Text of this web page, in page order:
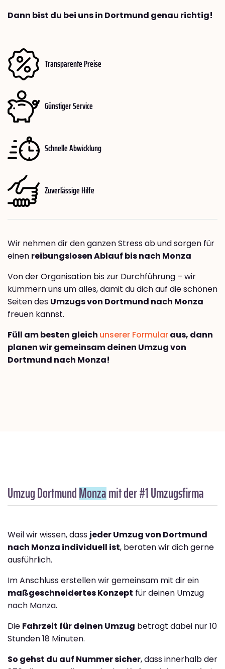
Dann bist du bei uns in Dortmund genau richtig!
Transparente Preise
Günstiger Service
Schnelle Abwicklung
Zuverlässige Hilfe
Wir nehmen dir den ganzen Stress ab und sorgen für
einen reibungslosen Ablauf bis nach Monza
Von der Organisation bis zur Durchführung – wir
kümmern uns um alles, damit du dich auf die schönen
Seiten des Umzugs von Dortmund nach Monza
freuen kannst.
Füll am besten gleich unserer Formularaus, dann
planen wir gemeinsam deinen Umzug von
Dortmund nach Monza!
Umzug DortmundMonzamit der #1 Umzugsfirma
Weil wir wissen, dass jeder Umzug von Dortmund
nach Monza individuell ist, beraten wir dich gerne
ausführlich.
Im Anschluss erstellen wir gemeinsam mit dir ein
maßgeschneidertes Konzept für deinen Umzug
nach Monza.
Die Fahrzeit für deinen Umzug beträgt dabei nur 10
Stunden 18 Minuten.
So gehst du auf Nummer sicher, dass innerhalb der